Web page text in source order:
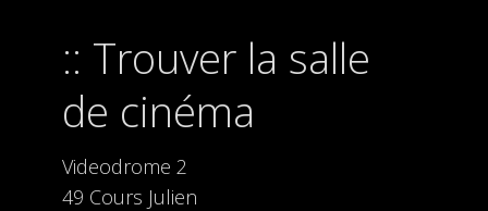
Trouver la salle
de cinéma
Videodrome 2
49 Cours Julien